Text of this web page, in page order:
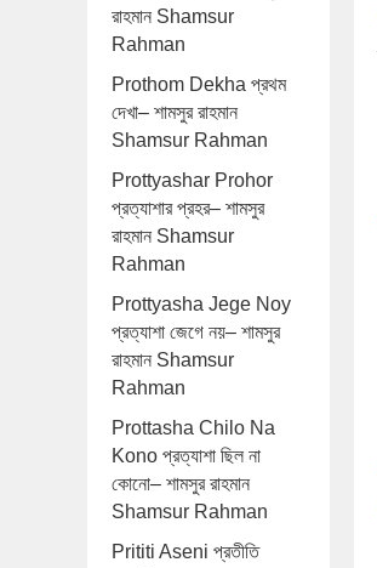
রাহমান Shamsur
Rahman
Prothom Dekha প্রথম
দেখা– শামসুর রাহমান
Shamsur Rahman
Prottyashar Prohor
প্রত্যাশার প্রহর– শামসুর
রাহমান Shamsur
Rahman
Prottyasha Jege Noy
প্রত্যাশা জেগে নয়– শামসুর
রাহমান Shamsur
Rahman
Prottasha Chilo Na
Kono প্রত্যাশা ছিল না
কোনো– শামসুর রাহমান
Shamsur Rahman
Prititi Aseni প্রতীতি